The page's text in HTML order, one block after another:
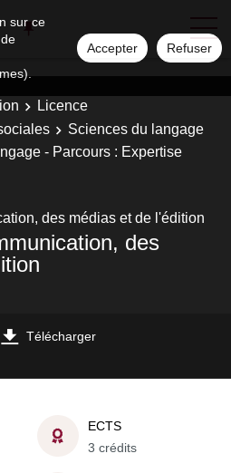
sur ce
Accepter Refuser
Licence
Sciences du langage
- Parcours : Expertise
des médias et de l'édition
des
Télécharger
ECTS
3 crédits